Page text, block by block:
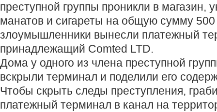
преступной группы проникли в магазин,
манатов и сигареты на общую сумму
злоумышленники вынесли платежный
принадлежащий Comted LTD.
Дома у одного из члена преступной
вскрыли терминал и поделили его
Чтобы скрыть следы преступления,
платежный терминал в канал на